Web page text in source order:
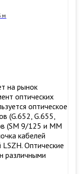
на рынок
оптических
оптическое
(G.652, G.655,
(SM 9/125 и MM
кабелей
Оптические
различными